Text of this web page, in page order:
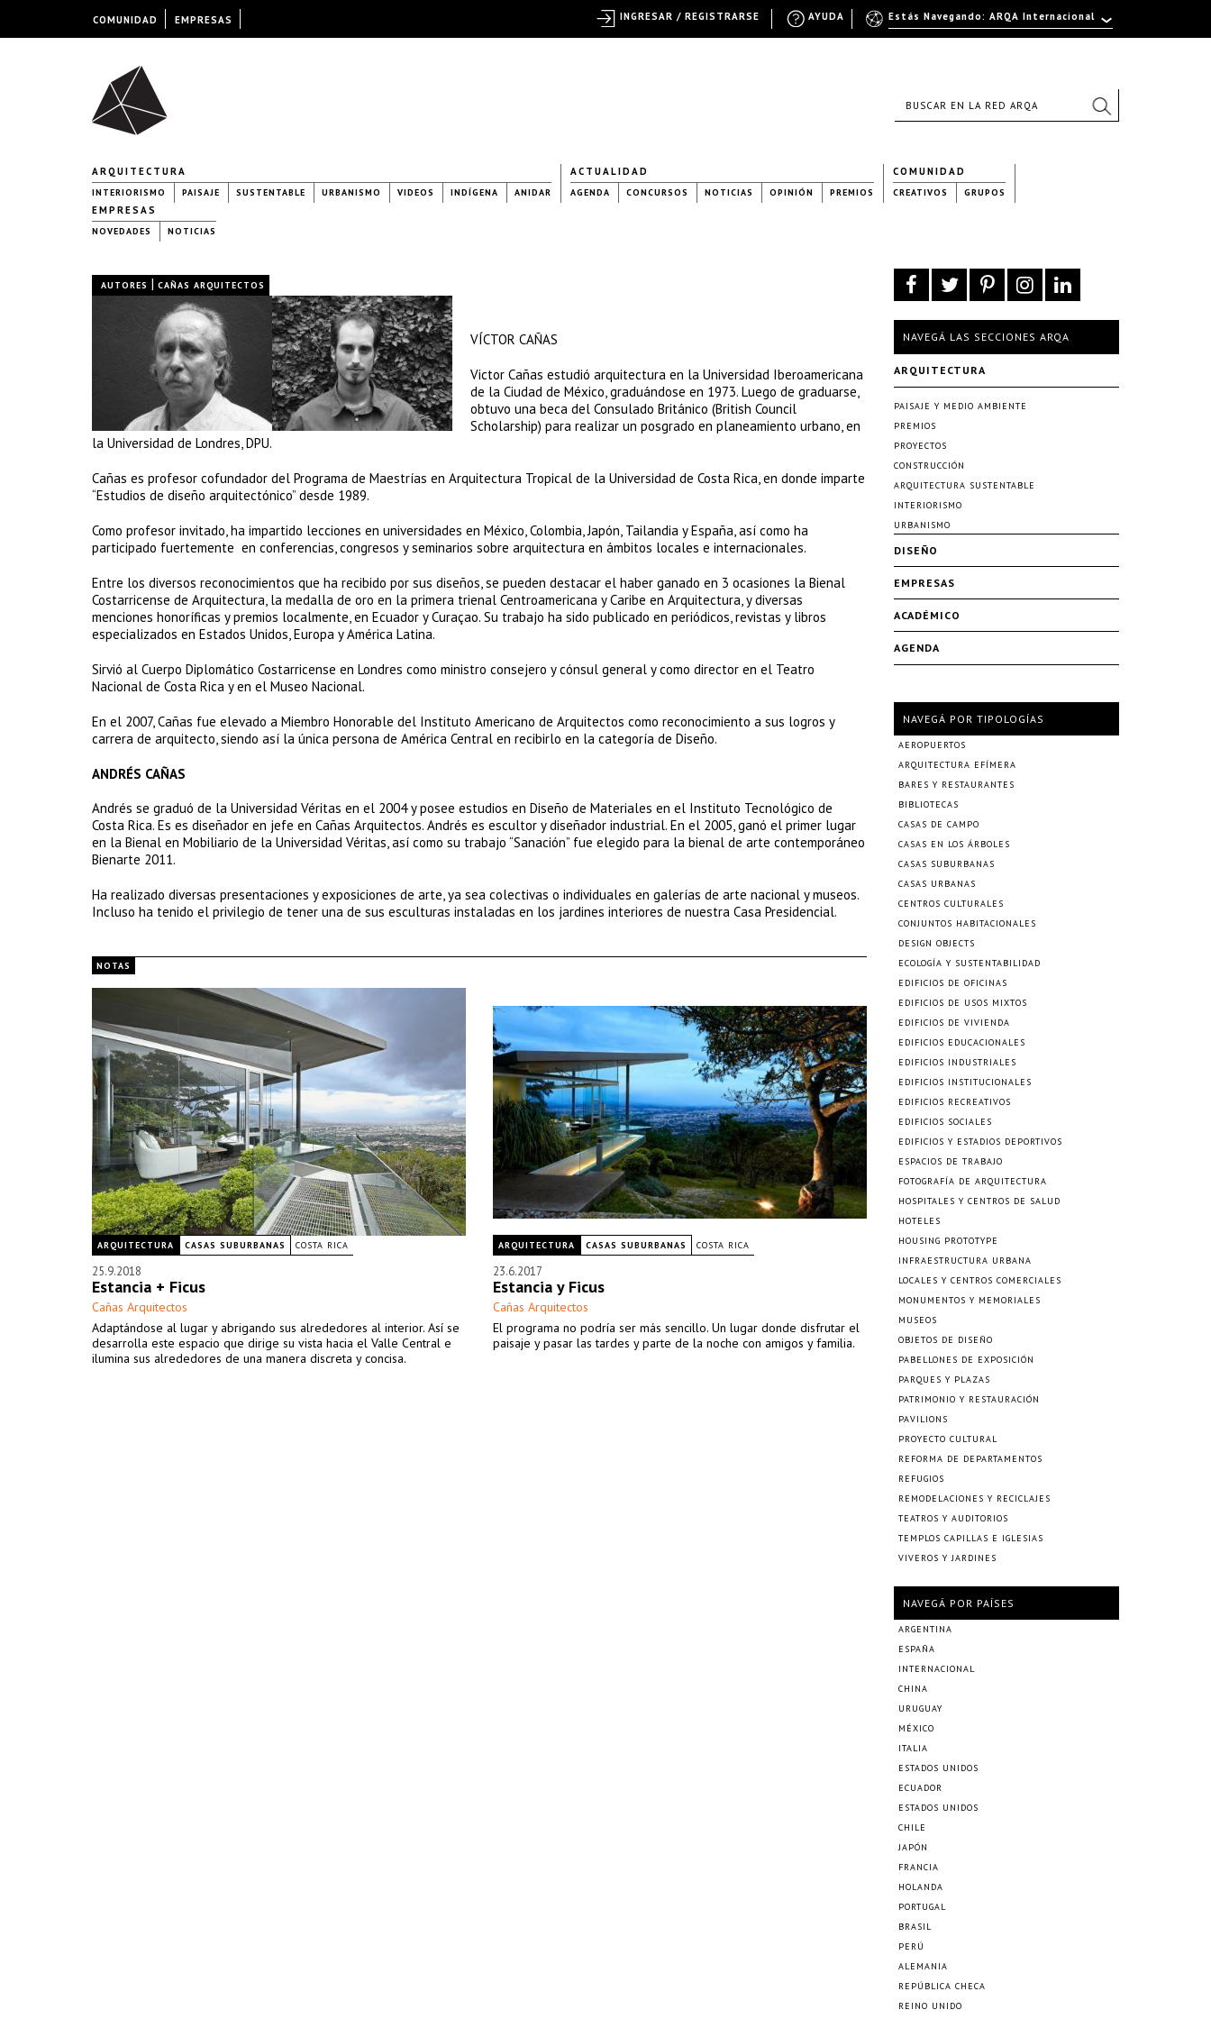
ARQUITECTURA
INTERIORISMO PAISAJE SUSTENTABLE URBANISMO VIDEOS INDÍGENA ANIDAR
ACTUALIDAD
AGENDA CONCURSOS NOTICIAS OPINIÓN PREMIOS
COMUNIDAD
CREATIVOS GRUPOS
EMPRESAS
NOVEDADES NOTICIAS
AUTORES | CAÑAS ARQUITECTOS
VÍCTOR CAÑAS
Victor Cañas estudió arquitectura en la Universidad Iberoamericana
de la Ciudad de México, graduándose en 1973. Luego de graduarse,
obtuvo una beca del Consulado Británico (British Council
Scholarship) para realizar un posgrado en planeamiento urbano, en
la Universidad de Londres, DPU.
Cañas es profesor cofundador del Programa de Maestrías en Arquitectura Tropical de la Universidad de Costa Rica, en donde imparte
“Estudios de diseño arquitectónico” desde 1989.
Como profesor invitado, ha impartido lecciones en universidades en México, Colombia, Japón, Tailandia y España, así como ha
participado fuertemente en conferencias, congresos y seminarios sobre arquitectura en ámbitos locales e internacionales.
Entre los diversos reconocimientos que ha recibido por sus diseños, se pueden destacar el haber ganado en 3 ocasiones la Bienal
Costarricense de Arquitectura, la medalla de oro en la primera trienal Centroamericana y Caribe en Arquitectura, y diversas
menciones honoríficas y premios localmente, en Ecuador y Curaçao. Su trabajo ha sido publicado en periódicos, revistas y libros
especializados en Estados Unidos, Europa y América Latina.
Sirvió al Cuerpo Diplomático Costarricense en Londres como ministro consejero y cónsul general y como director en el Teatro
Nacional de Costa Rica y en el Museo Nacional.
En el 2007, Cañas fue elevado a Miembro Honorable del Instituto Americano de Arquitectos como reconocimiento a sus logros y
carrera de arquitecto, siendo así la única persona de América Central en recibirlo en la categoría de Diseño.
ANDRÉS CAÑAS
Andrés se graduó de la Universidad Véritas en el 2004 y posee estudios en Diseño de Materiales en el Instituto Tecnológico de
Costa Rica. Es es diseñador en jefe en Cañas Arquitectos. Andrés es escultor y diseñador industrial. En el 2005, ganó el primer lugar
en la Bienal en Mobiliario de la Universidad Véritas, así como su trabajo “Sanación” fue elegido para la bienal de arte contemporáneo
Bienarte 2011.
Ha realizado diversas presentaciones y exposiciones de arte, ya sea colectivas o individuales en galerías de arte nacional y museos.
Incluso ha tenido el privilegio de tener una de sus esculturas instaladas en los jardines interiores de nuestra Casa Presidencial.
NOTAS
ARQUITECTURA CASAS SUBURBANAS COSTA RICA
25.9.2018
Estancia + Ficus
Cañas Arquitectos
Adaptándose al lugar y abrigando sus alrededores al interior. Así se
desarrolla este espacio que dirige su vista hacia el Valle Central e
ilumina sus alrededores de una manera discreta y concisa.
ARQUITECTURA CASAS SUBURBANAS COSTA RICA
23.6.2017
Estancia y Ficus
Cañas Arquitectos
El programa no podría ser más sencillo. Un lugar donde disfrutar el
paisaje y pasar las tardes y parte de la noche con amigos y familia.
NAVEGÁ LAS SECCIONES ARQA
ARQUITECTURA
PAISAJE Y MEDIO AMBIENTE
PREMIOS
PROYECTOS
CONSTRUCCIÓN
ARQUITECTURA SUSTENTABLE
INTERIORISMO
URBANISMO
DISEÑO
EMPRESAS
ACADÉMICO
AGENDA
NAVEGÁ POR TIPOLOGÍAS
AEROPUERTOS
ARQUITECTURA EFÍMERA
BARES Y RESTAURANTES
BIBLIOTECAS
CASAS DE CAMPO
CASAS EN LOS ÁRBOLES
CASAS SUBURBANAS
CASAS URBANAS
CENTROS CULTURALES
CONJUNTOS HABITACIONALES
DESIGN OBJECTS
ECOLOGÍA Y SUSTENTABILIDAD
EDIFICIOS DE OFICINAS
EDIFICIOS DE USOS MIXTOS
EDIFICIOS DE VIVIENDA
EDIFICIOS EDUCACIONALES
EDIFICIOS INDUSTRIALES
EDIFICIOS INSTITUCIONALES
EDIFICIOS RECREATIVOS
EDIFICIOS SOCIALES
EDIFICIOS Y ESTADIOS DEPORTIVOS
ESPACIOS DE TRABAJO
FOTOGRAFÍA DE ARQUITECTURA
HOSPITALES Y CENTROS DE SALUD
HOTELES
HOUSING PROTOTYPE
INFRAESTRUCTURA URBANA
LOCALES Y CENTROS COMERCIALES
MONUMENTOS Y MEMORIALES
MUSEOS
OBJETOS DE DISEÑO
PABELLONES DE EXPOSICIÓN
PARQUES Y PLAZAS
PATRIMONIO Y RESTAURACIÓN
PAVILIONS
PROYECTO CULTURAL
REFORMA DE DEPARTAMENTOS
REFUGIOS
REMODELACIONES Y RECICLAJES
TEATROS Y AUDITORIOS
TEMPLOS CAPILLAS E IGLESIAS
VIVEROS Y JARDINES
NAVEGÁ POR PAÍSES
ARGENTINA
ESPAÑA
INTERNACIONAL
CHINA
URUGUAY
MÉXICO
ITALIA
ESTADOS UNIDOS
ECUADOR
ESTADOS UNIDOS
CHILE
JAPÓN
FRANCIA
HOLANDA
PORTUGAL
BRASIL
PERÚ
ALEMANIA
REPÚBLICA CHECA
REINO UNIDO
COMUNIDAD EMPRESAS Estás Navegando: ARQA Internacional
AYUDA
INGRESAR / REGISTRARSE